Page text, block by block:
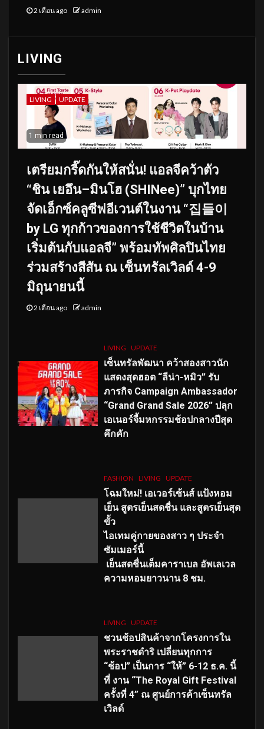
2 เดือน ago admin
LIVING
LIVING UPDATE
1 min read
เตรียมกรี๊ดกันให้สนั่น! แอลจีคว้าตัว
“ชิน เยอึน–มินโฮ (SHINee)” บุกไทย
จัดเอ็กซ์คลูซีฟอีเวนต์ในงาน “집들이
by LG ทุกก้าวของการใช้ชีวิตในบ้าน
เริ่มต้นกับแอลจี” พร้อมทัพศิลปินไทย
ร่วมสร้างสีสัน ณ เซ็นทรัลเวิลด์ 4-9
มิถุนายนนี้
2 เดือน ago admin
LIVING UPDATE
เซ็นทรัลพัฒนา คว้าสองสาวนัก
แสดงสุดฮอต “ลีน่า-หมิว” รับ
ภารกิจ Campaign Ambassador
“Grand Grand Sale 2026” ปลุก
เอเนอร์จี้มหกรรมช้อปกลางปีสุด
คึกคัก
FASHION LIVING UPDATE
โฉมใหม่! เอเวอร์เซ้นส์ แป้งหอม
เย็น สูตรเย็นสดชื่น และสูตรเย็นสุด
ขั้ว
ไอเทมคู่กายของสาว ๆ ประจำ
ซัมเมอร์นี้
เย็นสดชื่นเต็มคาราเบล อัพเลเวล
ความหอมยาวนาน 8 ชม.
LIVING UPDATE
ชวนช้อปสินค้าจากโครงการใน
พระราชดำริ เปลี่ยนทุกการ
“ช้อป” เป็นการ “ให้” 6-12 ธ.ค. นี้
ที่ งาน “The Royal Gift Festival
ครั้งที่ 4” ณ ศูนย์การค้าเซ็นทรัล
เวิลด์